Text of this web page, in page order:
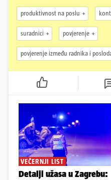
produktivnost na poslu
suradnici povjerenje
povjerenje između radnika i